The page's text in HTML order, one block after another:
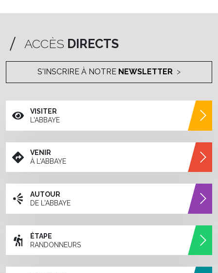
ACCÈS DIRECTS
S'INSCRIRE À NOTRE NEWSLETTER
VISITER
L'ABBAYE
VENIR
À L'ABBAYE
AUTOUR
DE L'ABBAYE
ÉTAPE
RANDONNEURS